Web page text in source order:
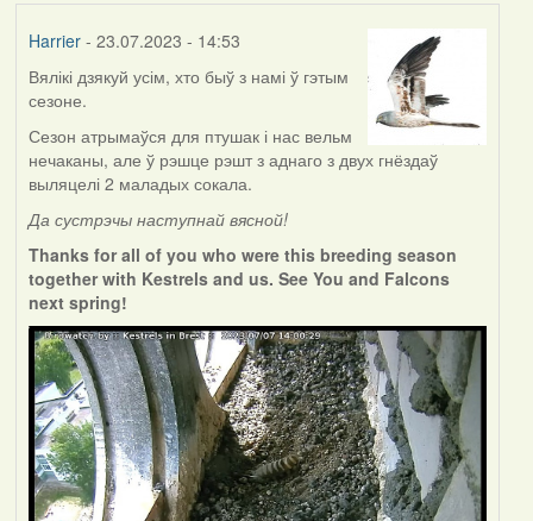
Harrier- 23.07.2023 - 14:53
Вялікі дзякуй усім, хто быў з намі ў гэтым
сезоне.
Сезон атрымаўся для птушак і нас вельм
нечаканы, але ў рэшце рэшт з аднаго з двух гнёздаў
выляцелі 2 маладых сокала.
Да сустрэчы наступнай вясной!
Thanks for all of you who were this breeding season
together with Kestrels and us. See You and Falcons
next spring!